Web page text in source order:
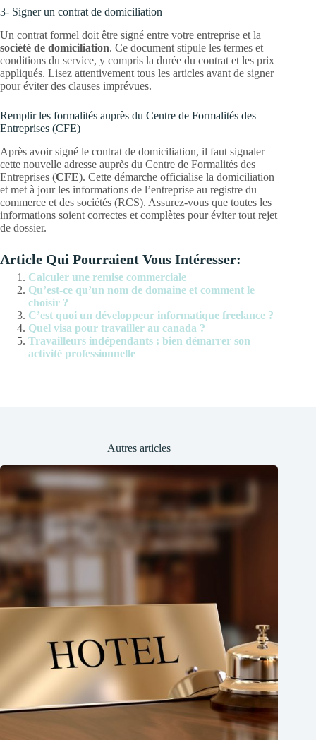
3- Signer un contrat de domiciliation
Un contrat formel doit être signé entre votre entreprise et la
société de domiciliation. Ce document stipule les termes et
conditions du service, y compris la durée du contrat et les prix
appliqués. Lisez attentivement tous les articles avant de signer
pour éviter des clauses imprévues.
Remplir les formalités auprès du Centre de Formalités des
Entreprises (CFE)
Après avoir signé le contrat de domiciliation, il faut signaler
cette nouvelle adresse auprès du Centre de Formalités des
Entreprises (CFE). Cette démarche officialise la domiciliation
et met à jour les informations de l’entreprise au registre du
commerce et des sociétés (RCS). Assurez-vous que toutes les
informations soient correctes et complètes pour éviter tout rejet
de dossier.
Article Qui Pourraient Vous Intéresser:
Calculer une remise commerciale
Qu’est-ce qu’un nom de domaine et comment le
choisir ?
C’est quoi un développeur informatique freelance ?
Quel visa pour travailler au canada ?
Travailleurs indépendants : bien démarrer son
activité professionnelle
Autres articles